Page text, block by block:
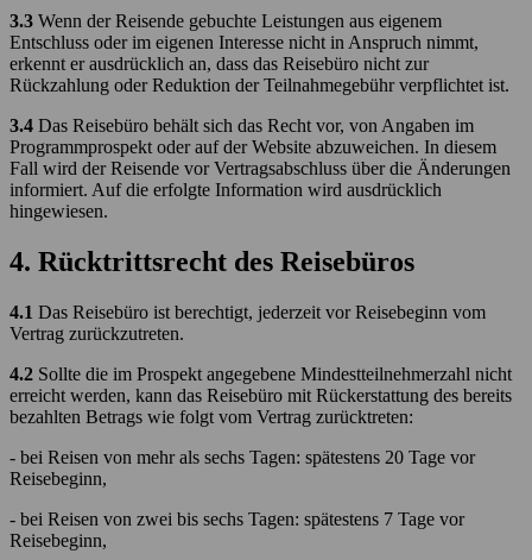
3.3 Wenn der Reisende gebuchte Leistungen aus eigenem
Entschluss oder im eigenen Interesse nicht in Anspruch nimmt,
erkennt er ausdrücklich an, dass das Reisebüro nicht zur
Rückzahlung oder Reduktion der Teilnahmegebühr verpflichtet ist.
3.4 Das Reisebüro behält sich das Recht vor, von Angaben im
Programmprospekt oder auf der Website abzuweichen. In diesem
Fall wird der Reisende vor Vertragsabschluss über die Änderungen
informiert. Auf die erfolgte Information wird ausdrücklich
hingewiesen.
4. Rücktrittsrecht des Reisebüros
4.1 Das Reisebüro ist berechtigt, jederzeit vor Reisebeginn vom
Vertrag zurückzutreten.
4.2 Sollte die im Prospekt angegebene Mindestteilnehmerzahl nicht
erreicht werden, kann das Reisebüro mit Rückerstattung des bereits
bezahlten Betrags wie folgt vom Vertrag zurücktreten:
- bei Reisen von mehr als sechs Tagen: spätestens 20 Tage vor
Reisebeginn,
- bei Reisen von zwei bis sechs Tagen: spätestens 7 Tage vor
Reisebeginn,